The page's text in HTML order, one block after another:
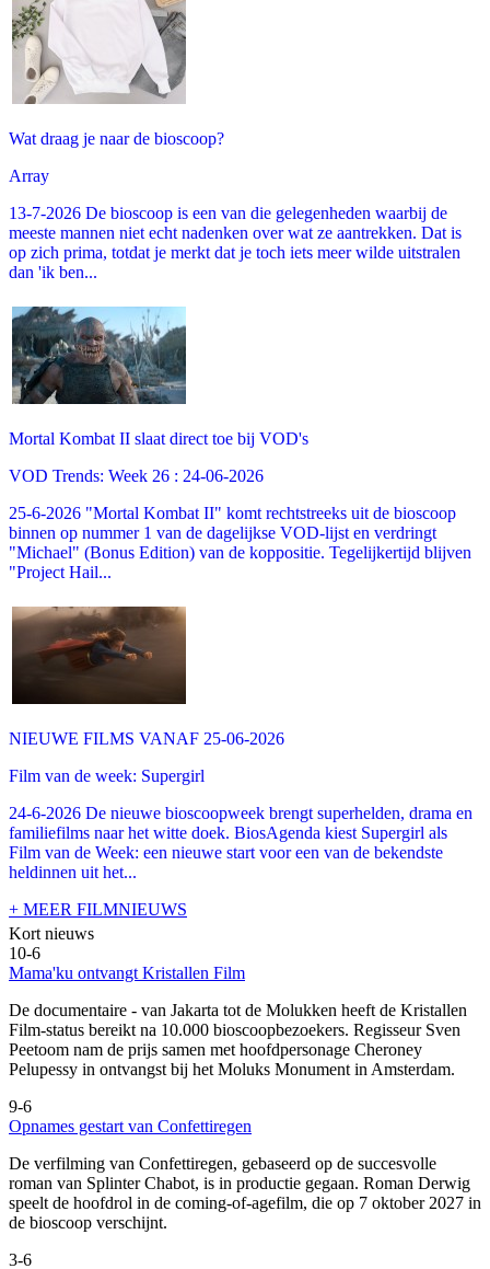
Wat draag je naar de bioscoop?
Array
13-7-2026 De bioscoop is een van die gelegenheden waarbij de
meeste mannen niet echt nadenken over wat ze aantrekken. Dat is
op zich prima, totdat je merkt dat je toch iets meer wilde uitstralen
dan 'ik ben...
Mortal Kombat II slaat direct toe bij VOD's
VOD Trends: Week 26 : 24-06-2026
25-6-2026 "Mortal Kombat II" komt rechtstreeks uit de bioscoop
binnen op nummer 1 van de dagelijkse VOD-lijst en verdringt
"Michael" (Bonus Edition) van de koppositie. Tegelijkertijd blijven
"Project Hail...
NIEUWE FILMS VANAF 25-06-2026
Film van de week: Supergirl
24-6-2026 De nieuwe bioscoopweek brengt superhelden, drama en
familiefilms naar het witte doek. BiosAgenda kiest Supergirl als
Film van de Week: een nieuwe start voor een van de bekendste
heldinnen uit het...
+ MEER FILMNIEUWS
Kort nieuws
10-6
Mama'ku ontvangt Kristallen Film
De documentaire - van Jakarta tot de Molukken heeft de Kristallen
Film-status bereikt na 10.000 bioscoopbezoekers. Regisseur Sven
Peetoom nam de prijs samen met hoofdpersonage Cheroney
Pelupessy in ontvangst bij het Moluks Monument in Amsterdam.
9-6
Opnames gestart van Confettiregen
De verfilming van Confettiregen, gebaseerd op de succesvolle
roman van Splinter Chabot, is in productie gegaan. Roman Derwig
speelt de hoofdrol in de coming-of-agefilm, die op 7 oktober 2027 in
de bioscoop verschijnt.
3-6